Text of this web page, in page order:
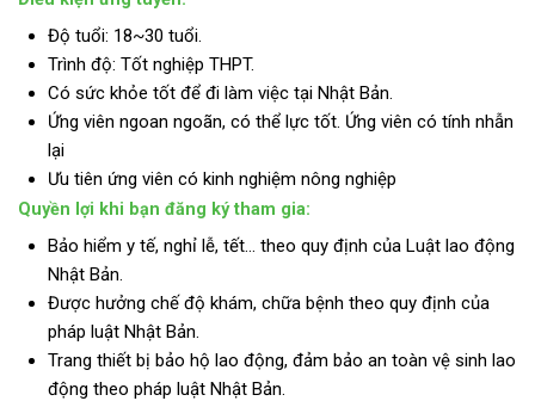
Độ tuổi: 18~30 tuổi.
Trình độ: Tốt nghiệp THPT.
Có sức khỏe tốt để đi làm việc tại Nhật Bản.
Ứng viên ngoan ngoãn, có thể lực tốt. Ứng viên có tính nhẫn
lại
Ưu tiên ứng viên có kinh nghiệm nông nghiệp
Quyền lợi khi bạn đăng ký tham gia:
Bảo hiểm y tế, nghỉ lễ, tết… theo quy định của Luật lao động
Nhật Bản.
Được hưởng chế độ khám, chữa bệnh theo quy định của
pháp luật Nhật Bản.
Trang thiết bị bảo hộ lao động, đảm bảo an toàn vệ sinh lao
động theo pháp luật Nhật Bản.